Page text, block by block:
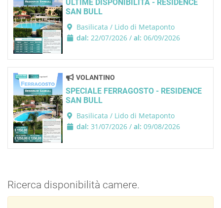
ULTIME DISPONIBILITÀ - RESIDENCE
SAN BULL
Basilicata / Lido di Metaponto
dal: 22/07/2026 / al: 06/09/2026
VOLANTINO
SPECIALE FERRAGOSTO - RESIDENCE
SAN BULL
Basilicata / Lido di Metaponto
dal: 31/07/2026 / al: 09/08/2026
Ricerca disponibilità camere.